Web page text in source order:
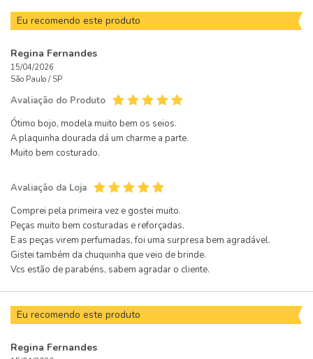
Eu recomendo este produto
Regina Fernandes
15/04/2026
São Paulo / SP
Avaliação do Produto
Ótimo bojo, modela muito bem os seios.
A plaquinha dourada dá um charme a parte.
Muito bem costurado.
Avaliação da Loja
Comprei pela primeira vez e gostei muito.
Peças muito bem costuradas e reforçadas.
E as peças virem perfumadas, foi uma surpresa bem agradável.
Gistei também da chuquinha que veio de brinde.
Vcs estão de parabéns, sabem agradar o cliente.
Eu recomendo este produto
Regina Fernandes